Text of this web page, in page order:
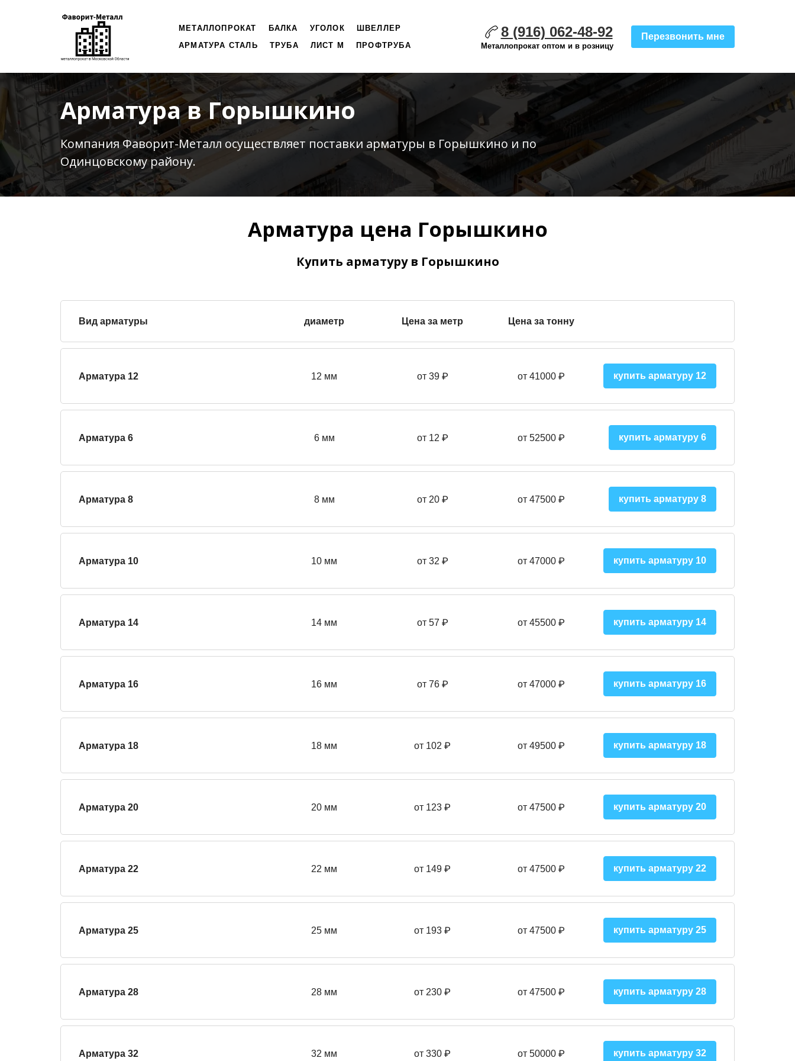
МЕТАЛЛОПРОКАТ БАЛКА УГОЛОК
ШВЕЛЛЕР
АРМАТУРА СТАЛЬ
ТРУБА ЛИСТ М ПРОФТРУБА
8 (916) 062-48-92
Металлопрокат оптом и в розницу
Перезвонить мне
Арматура в Горышкино
Компания Фаворит-Металл осуществляет поставки арматуры в Горышкино и по
Одинцовскому району.
Арматура цена Горышкино
Купить арматуру в Горышкино
Вид арматуры диаметр Цена за метр Цена за тонну
Арматура 12 12 мм от 39₽ от 41000₽ купить арматуру 12
Арматура 6 6 мм от 12 ₽ от 52500₽ купить арматуру 6
Арматура 8 8 мм от 20 ₽ от 47500₽ купить арматуру 8
Арматура 10 10 мм от 32 ₽ от 47000₽ купить арматуру 10
Арматура 14 14 мм от 57 ₽ от 45500₽ купить арматуру 14
Арматура 16 16 мм от 76 ₽ от 47000 ₽ купить арматуру 16
Арматура 18 18 мм от 102 ₽ от 49500 ₽ купить арматуру 18
Арматура 20 20 мм от 123 ₽ от 47500 ₽ купить арматуру 20
Арматура 22 22 мм от 149 ₽ от 47500 ₽ купить арматуру 22
Арматура 25 25 мм от 193 ₽ от 47500₽ купить арматуру 25
Арматура 28 28 мм от 230 ₽ от 47500₽ купить арматуру 28
Арматура 32 32 мм от 330 ₽ от 50000₽ купить арматуру 32